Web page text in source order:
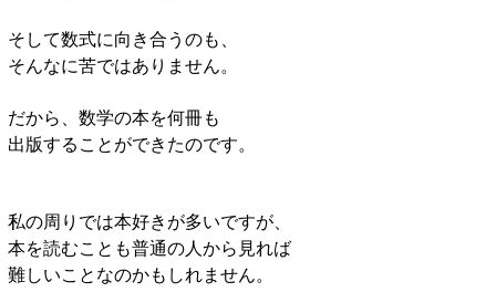
そして数式に向き合うのも、
そんなに苦ではありません。
だから、数学の本を何冊も
出版することができたのです。
私の周りでは本好きが多いですが、
本を読むことも普通の人から見れば
難しいことなのかもしれません。